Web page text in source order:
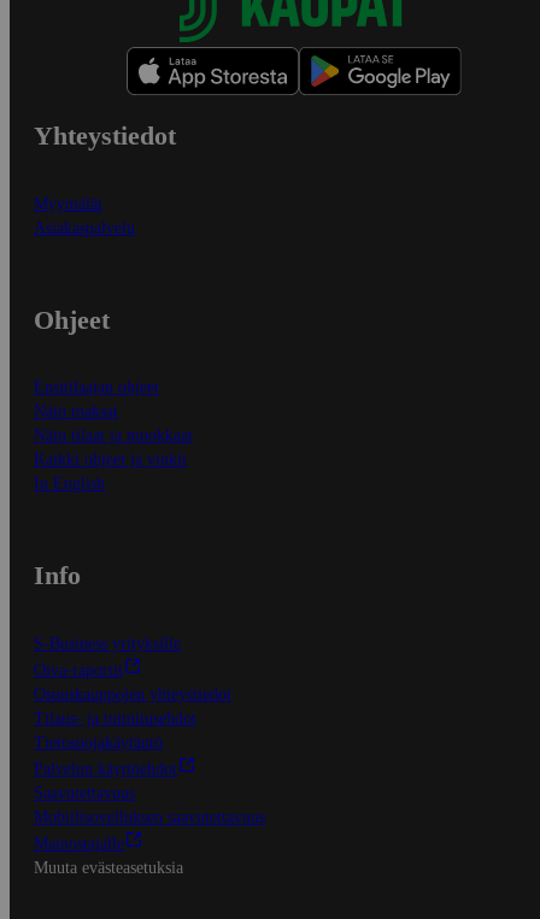
Yhteystiedot
Myymälät
Asiakaspalvelu
Ohjeet
Ensitilaajan ohjeet
Näin maksat
Näin tilaat ja muokkaat
Kaikki ohjeet ja vinkit
In English
Info
S-Business yrityksille
Oiva-raportit
Osuuskauppojen yhteystiedot
Tilaus- ja toimitusehdot
Tietosuojakäytäntö
Palvelun käyttöehdot
Saavutettavuus
Mobiilisovelluksen saavutettavuus
Mainostajalle
Muuta evästeasetuksia